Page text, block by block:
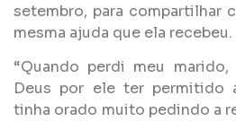
setembro, para compartilhar
mesma ajuda que ela recebeu.
“Quando perdi meu
Deus por ele ter permitido
tinha orado muito pedindo a